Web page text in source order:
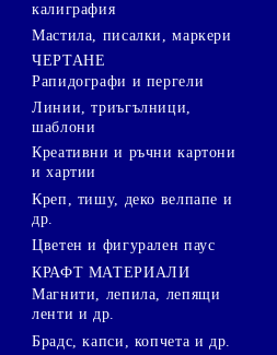
калиграфия
Мастила, писалки, маркери
ЧЕРТАНЕ
Рапидографи и пергели
Линии, триъгълници,
шаблони
Креативни и ръчни картони
и хартии
Креп, тишу, деко велпапе и
др.
Цветен и фигурален паус
КРАФТ МАТЕРИАЛИ
Магнити, лепила, лепящи
ленти и др.
Брадс, капси, копчета и др.